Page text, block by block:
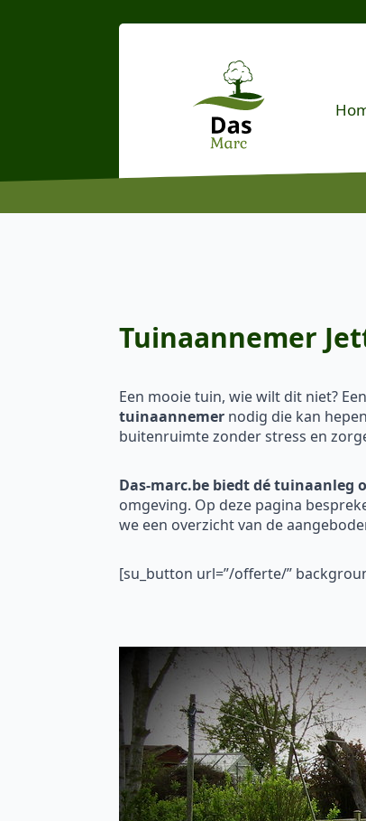
Tuinaannemer
Een mooie tuin, wie wilt dit niet? Een
tuinaannemer nodig die kan
buitenruimte zonder stress en
Das-marc.be biedt dé tuinaanleg
omgeving. Op deze pagina
we een overzicht van de
[su_button url=”/offerte/”